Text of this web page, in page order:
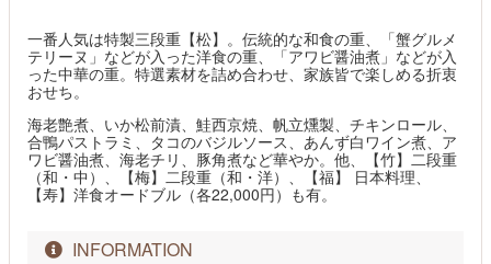
一番人気は特製三段重【松】。伝統的な和食の重、「蟹グルメ
テリーヌ」などが入った洋食の重、「アワビ醤油煮」などが入
った中華の重。特選素材を詰め合わせ、家族皆で楽しめる折衷
おせち。
海老艶煮、いか松前漬、鮭西京焼、帆立燻製、チキンロール、
合鴨パストラミ、タコのバジルソース、あんず白ワイン煮、ア
ワビ醤油煮、海老チリ、豚角煮など華やか。他、【竹】二段重
（和・中）、【梅】二段重（和・洋）、【福】 日本料理、
【寿】洋食オードブル（各22,000円）も有。
INFORMATION